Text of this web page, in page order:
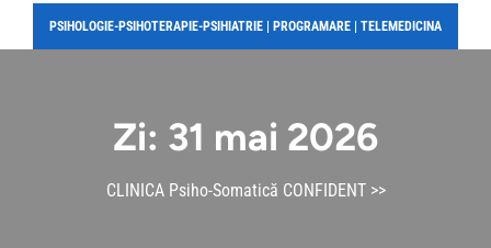
PSIHOLOGIE-PSIHOTERAPIE-PSIHIATRIE | PROGRAMARE | TELEMEDICINA
Zi: 31 mai 2026
CLINICA Psiho-Somatică CONFIDENT>>